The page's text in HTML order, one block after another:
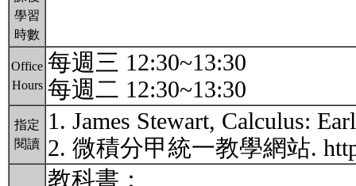
學習
時數
Office
Hours
每週三 12:30~13:30
每週二 12:30~13:30
指定
閱讀
1. James Stewart, Calculus:
2. 微積分甲統一教學網站.
教科書：